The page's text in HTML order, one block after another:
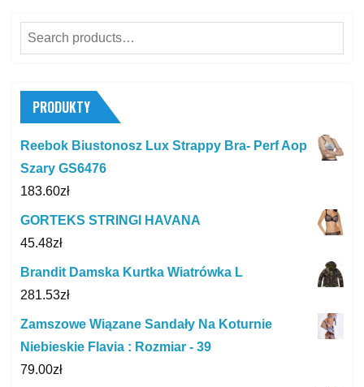
Search
for:
PRODUKTY
Reebok Biustonosz Lux Strappy Bra- Perf Aop
Szary GS6476
183.60zł
GORTEKS STRINGI HAVANA
45.48zł
Brandit Damska Kurtka Wiatrówka L
281.53zł
Zamszowe Wiązane Sandały Na Koturnie
Niebieskie Flavia : Rozmiar - 39
79.00zł